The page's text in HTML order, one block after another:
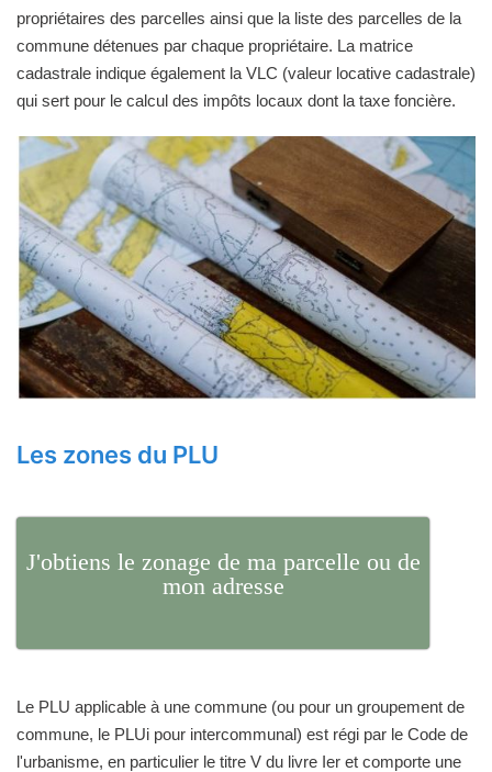
propriétaires des parcelles ainsi que la liste des parcelles de la
commune détenues par chaque propriétaire. La matrice
cadastrale indique également la VLC (valeur locative cadastrale)
qui sert pour le calcul des impôts locaux dont la taxe foncière.
Les zones du PLU
J'obtiens le zonage de ma parcelle ou de
mon adresse
Le PLU applicable à une commune (ou pour un groupement de
commune, le PLUi pour intercommunal) est régi par le Code de
l'urbanisme, en particulier le titre V du livre Ier et comporte une